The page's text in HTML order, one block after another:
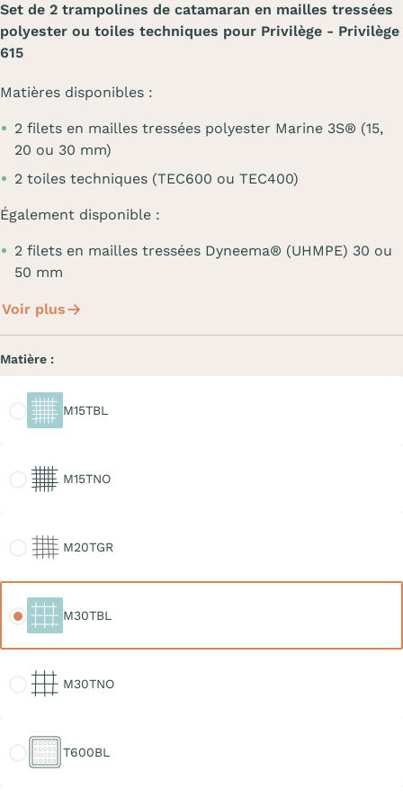
Set de 2 trampolines de catamaran en mailles tressées
polyester ou toiles techniques pour Privilège - Privilège
615
Matières disponibles :
2 filets en mailles tressées polyester Marine 3S® (15,
20 ou 30 mm)
2 toiles techniques (TEC600 ou TEC400)
Également disponible :
2 filets en mailles tressées Dyneema® (UHMPE) 30 ou
50 mm
Voir plus
Matière :
M15TBL
M15TNO
M20TGR
M30TBL
M30TNO
T600BL